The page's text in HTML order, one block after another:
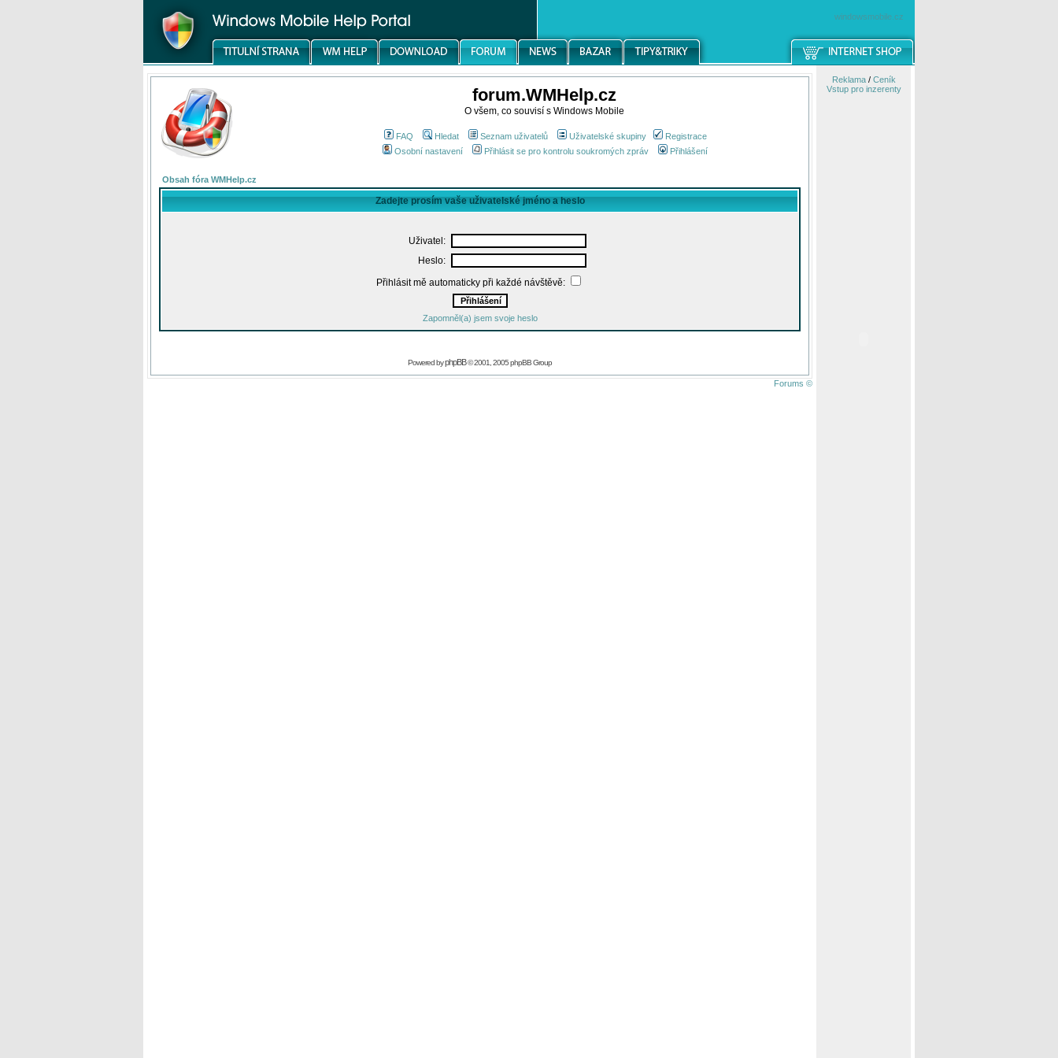
windowsmobile.cz
forum.WMHelp.cz
O všem, co souvisí s Windows Mobile
FAQ Hledat Seznam uživatelů Uživatelské skupiny
Registrace
Osobní nastavení
Přihlásit se pro kontrolu soukromých zpráv Přihlášení
Obsah fóra WMHelp.cz
Zadejte prosím vaše uživatelské jméno a heslo
Uživatel:
Heslo:
Přihlásit mě automaticky při každé návštěvě:
Zapomněl(a) jsem svoje heslo
Powered byphpBB© 2001, 2005 phpBB Group
Forums ©
Reklama/ Ceník
Vstup pro inzerenty